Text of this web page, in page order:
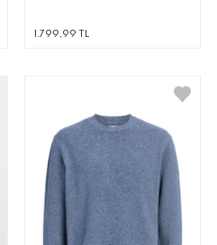
1.799,99 TL